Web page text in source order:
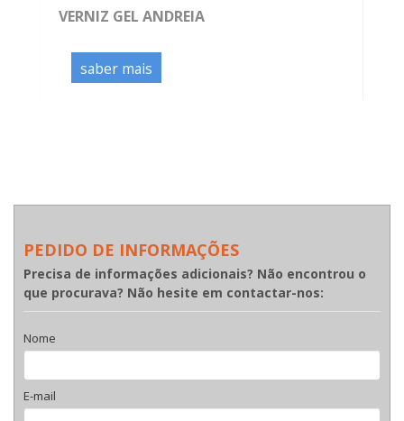
VERNIZ GEL ANDREIA
saber mais
PEDIDO DE INFORMAÇÕES
Precisa de informações adicionais? Não encontrou o
que procurava? Não hesite em contactar-nos:
Nome
E-mail